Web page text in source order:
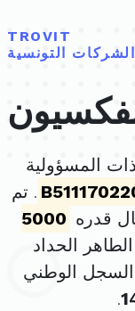
TROVIT
التونسية
المسؤولية
. تم
5000
الحداد
الوطني
.